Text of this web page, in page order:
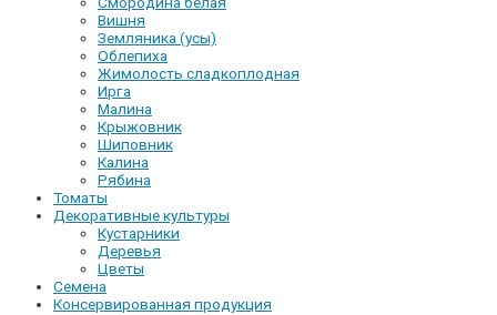
Вишня
Земляника (усы)
Облепиха
Жимолость сладкоплодная
Ирга
Малина
Крыжовник
Шиповник
Калина
Рябина
Томаты
Декоративные культуры
Кустарники
Деревья
Цветы
Семена
Консервированная продукция